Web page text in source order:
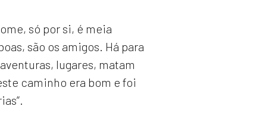
só por si, é meia
são os amigos. Há para
lugares, matam
caminho era bom e foi